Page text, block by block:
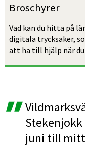
Broschyrer
Vad kan du hitta på
digitala trycksaker,
att ha till hjälp när
juni till